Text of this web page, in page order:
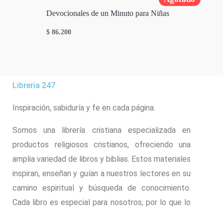
Devocionales de un Minuto para Niñas
$ 86.200
Libreria 247
Inspiración, sabiduría y fe en cada página.
Somos una librería cristiana especializada en
productos religiosos cristianos, ofreciendo una
amplia variedad de libros y biblias. Estos materiales
inspiran, enseñan y guían a nuestros lectores en su
camino espiritual y búsqueda de conocimiento.
Cada libro es especial para nosotros, por lo que lo